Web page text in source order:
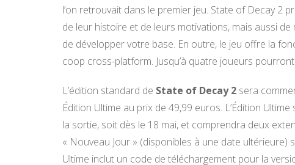
l’on retrouvait dans le premier jeu. State of Decay 2
de leur histoire et de leurs motivations, mais aussi
de développer votre base. En outre, le jeu offre la
coop cross-platform. Jusqu’à quatre joueurs
L’édition standard de State of Decay 2 sera
Édition Ultime au prix de 49,99 euros. L’Édition
la sortie, soit dès le 18 mai, et comprendra deux
« Nouveau Jour » (disponibles à une date ultérieure)
Ultime inclut un code de téléchargement pour la